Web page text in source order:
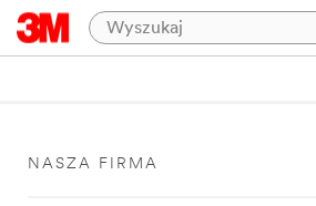
NASZA FIRMA